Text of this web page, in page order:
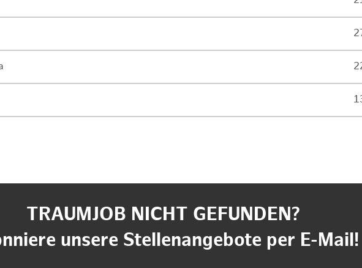
TRAUMJOB NICHT GEFUNDEN?
unsere Stellenangebote per E-Mail!